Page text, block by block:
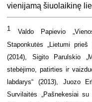
vienijamą šiuolaikinę
1 Valdo Papievio
Staponkutės „Lietumi
(2014), Sigito Parulskio
stebėjimo, patirties ir
labdarys“ (2013), Juozo
Survilaitės „Pašnekesiai